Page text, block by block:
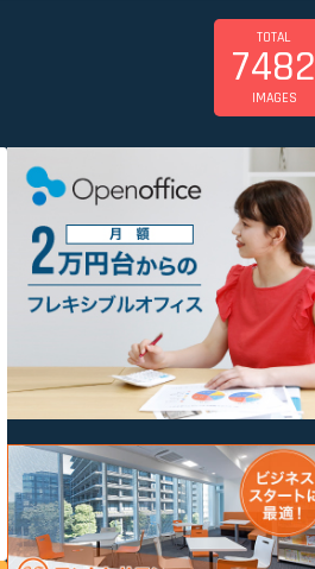
TOTAL
7482
IMAGES